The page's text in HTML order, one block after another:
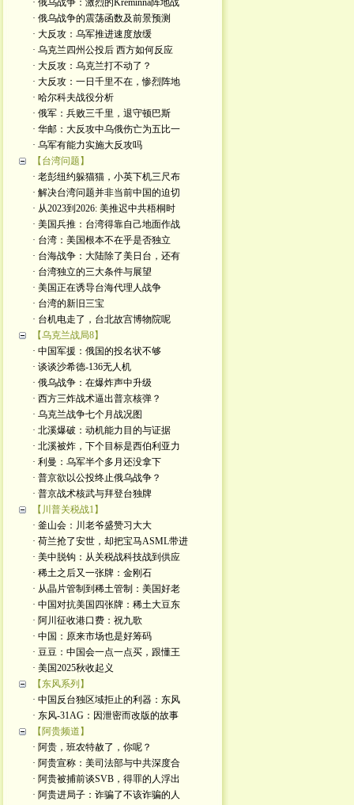
· 俄乌战争：激烈的Kreminna阵地战
· 俄乌战争的震荡函数及前景预测
· 大反攻：乌军推进速度放缓
· 乌克兰四州公投后 西方如何反应
· 大反攻：乌克兰打不动了？
· 大反攻：一日千里不在，惨烈阵地
· 哈尔科夫战役分析
· 俄军：兵败三千里，退守顿巴斯
· 华邮：大反攻中乌俄伤亡为五比一
· 乌军有能力实施大反攻吗
【台湾问题】
· 老彭纽约躲猫猫，小英下机三尺布
· 解决台湾问题并非当前中国的迫切
· 从2023到2026: 美推迟中共梧桐时
· 美国兵推：台湾得靠自己地面作战
· 台湾：美国根本不在乎是否独立
· 台海战争：大陆除了美日台，还有
· 台湾独立的三大条件与展望
· 美国正在诱导台海代理人战争
· 台湾的新旧三宝
· 台机电走了，台北故宫博物院呢
【乌克兰战局8】
· 中国军援：俄国的投名状不够
· 谈谈沙希德-136无人机
· 俄乌战争：在爆炸声中升级
· 西方三炸战术逼出普京核弹？
· 乌克兰战争七个月战况图
· 北溪爆破：动机能力目的与证据
· 北溪被炸，下个目标是西伯利亚力
· 利曼：乌军半个多月还没拿下
· 普京欲以公投终止俄乌战争？
· 普京战术核武与拜登台独牌
【川普关税战1】
· 釜山会：川老爷盛赞习大大
· 荷兰抢了安世，却把宝马ASML带进
· 美中脱钩：从关税战科技战到供应
· 稀土之后又一张牌：金刚石
· 从晶片管制到稀土管制：美国好老
· 中国对抗美国四张牌：稀土大豆东
· 阿川征收港口费：祝九歌
· 中国：原来市场也是好筹码
· 豆豆：中国会一点一点买，跟懂王
· 美国2025秋收起义
【东风系列】
· 中国反台独区域拒止的利器：东风
· 东风-31AG：因泄密而改版的故事
【阿贵频道】
· 阿贵，班农特赦了，你呢？
· 阿贵宣称：美司法部与中共深度合
· 阿贵被捕前谈SVB，得罪的人浮出
· 阿贵进局子：诈骗了不该诈骗的人